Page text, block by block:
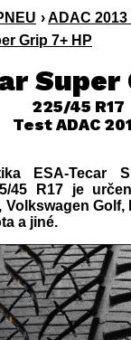
›ADAC 2013
Grip 7+ HP
Super
225/45 R17
Test ADAC
ESA-Tecar
45 R17 je
Volkswagen Golf,
a jiné.